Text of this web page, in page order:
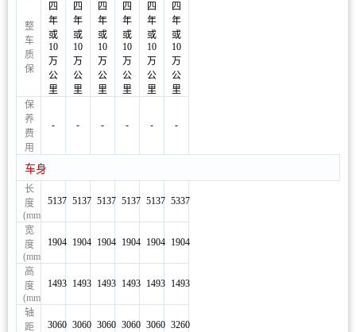
整
车
质
保
四
年
或
10
万
公
里
四
年
或
10
万
公
里
四
年
或
10
万
公
里
四
年
或
10
万
公
里
四
年
或
10
万
公
里
四
年
或
10
万
公
里
保
养
费
用
- - - - - -
车身
长
度
(mm)
5137 5137 5137 5137 5137 5337
宽
度
(mm)
1904 1904 1904 1904 1904 1904
高
度
(mm)
1493 1493 1493 1493 1493 1493
轴
距
3060 3060 3060 3060 3060 3260